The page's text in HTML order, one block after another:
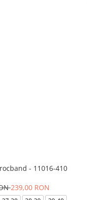
- 11016-410
239,00 RON